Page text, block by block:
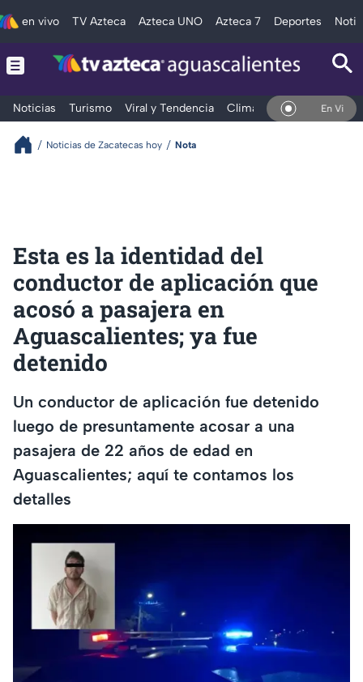
en vivo TV Azteca Azteca UNO Azteca 7 Deportes
Noticias Turismo Viral y Tendencia Clima Deportes En Vivo
Noticias de Zacatecas hoy Nota
Esta es la identidad del
conductor de aplicación que
acosó a pasajera en
Aguascalientes; ya fue
detenido
Un conductor de aplicación fue detenido
luego de presuntamente acosar a una
pasajera de 22 años de edad en
Aguascalientes; aquí te contamos los
detalles